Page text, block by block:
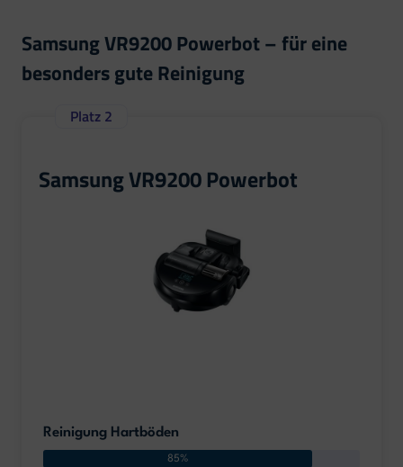
Samsung VR9200 Powerbot – für eine
besonders gute Reinigung
Samsung VR9200 Powerbot
Platz 2
Reinigung Hartböden
85%